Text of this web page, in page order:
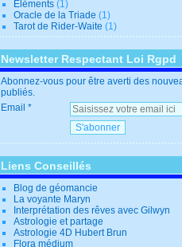
Eléments (1)
Oracle de la Triade (1)
Tarot de Rider-Waite (1)
Newsletter Respectant Loi Rgpd
Abonnez-vous pour être averti des
publiés.
Email
Liens Conseillés
Blog de géomancie
La voyante Maryn
Interprétation des rêves avec Gilwyn
Astrologie et partage
Astrologie 4D Hubert Brun
Flora médium